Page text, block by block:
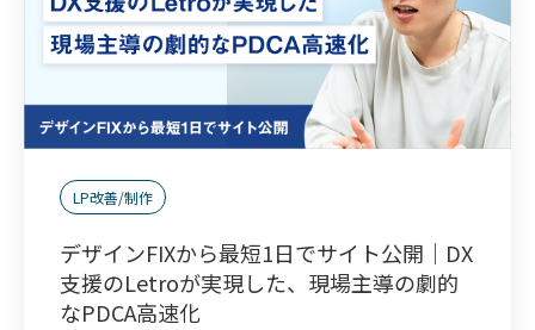
LP改善/制作
デザインFIXから最短1日でサイト公開｜DX
支援のLetroが実現した、現場主導の劇的
なPDCA高速化